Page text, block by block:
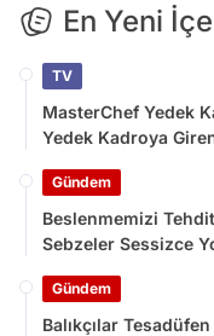
En Yeni
TV
MasterChef Yedek
Yedek Kadroya
Gündem
Beslenmemizi
Sebzeler Sessizce
Gündem
Balıkçılar